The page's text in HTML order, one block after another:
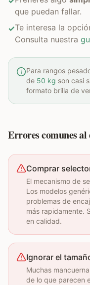
que puedan fallar.
✓Te interesa la
Consulta nuestra
Para rangos
de 50 kg son casi
formato brilla de
Errores comunes
Comprar
El mecanismo de
Los modelos
problemas de
más rapidamente.
en calidad.
Ignorar el
Muchas
de lo que parecen